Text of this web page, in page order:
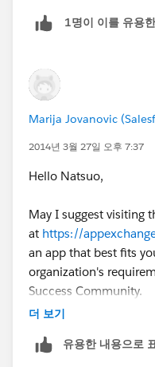
1명이 이를 유용
Marija Jovanovic
2014년 3월 27일 오후 7:37
Hello Natsuo,
May I suggest visiting
at https://
an app that best fits
organization's
Success Community.
더 보기
유용한 내용으로